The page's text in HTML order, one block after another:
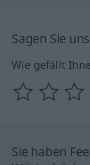
Sagen Sie
Wie gefällt
Sie haben